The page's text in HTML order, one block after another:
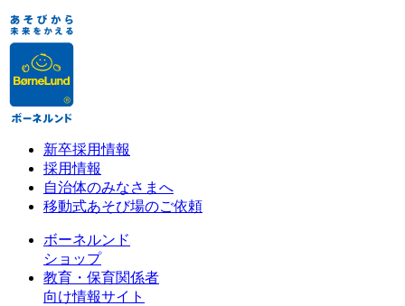
新卒採用情報
採用情報
自治体のみなさまへ
移動式あそび場のご依頼
ボーネルンド
ショップ
教育・保育関係者
向け情報サイト